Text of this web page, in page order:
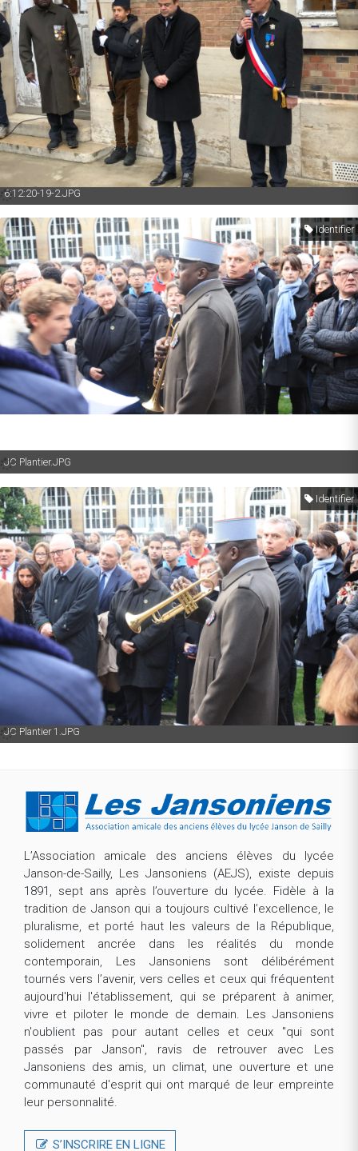
6:12:20-19-2.JPG
Identifier
JC Plantier.JPG
Identifier
JC Plantier 1.JPG
L’Association amicale des anciens élèves du lycée
Janson-de-Sailly, Les Jansoniens (AEJS), existe depuis
1891, sept ans après l’ouverture du lycée. Fidèle à la
tradition de Janson qui a toujours cultivé l’excellence, le
pluralisme, et porté haut les valeurs de la République,
solidement ancrée dans les réalités du monde
contemporain, Les Jansoniens sont délibérément
tournés vers l’avenir, vers celles et ceux qui fréquentent
aujourd'hui l'établissement, qui se préparent à animer,
vivre et piloter le monde de demain. Les Jansoniens
n'oublient pas pour autant celles et ceux "qui sont
passés par Janson", ravis de retrouver avec Les
Jansoniens des amis, un climat, une ouverture et une
communauté d'esprit qui ont marqué de leur empreinte
leur personnalité.
S’INSCRIRE EN LIGNE